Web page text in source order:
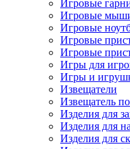
Игровые
Игровые
Игровые
Игровые
Игровые
Игры для
Игры и
Извещатели
Извещатель
Изделия для
Изделия для
Изделия для